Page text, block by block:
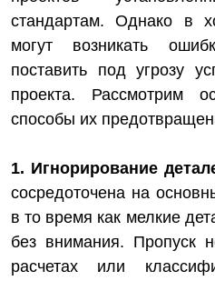
стандартам. Однако в
могут возникать
поставить под угрозу
проекта. Рассмотрим
способы их
1. Игнорирование
сосредоточена на
в то время как мелкие
без внимания. Пропуск
расчетах или